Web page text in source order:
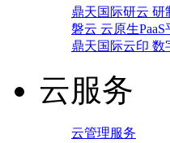
鼎天国际研云 研
磐云 云原生PaaS
鼎天国际云印 数
云服务
云管理服务